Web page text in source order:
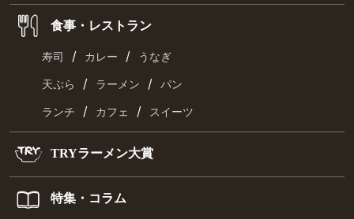
食事・レストラン
寿司 / カレー / うなぎ
天ぷら / ラーメン / パン
ランチ / カフェ / スイーツ
TRYラーメン大賞
特集・コラム